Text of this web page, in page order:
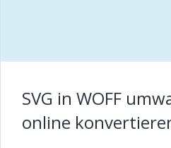
SVG in WOFF
online